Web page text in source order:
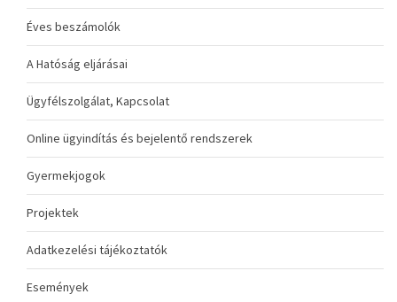
Éves beszámolók
A Hatóság eljárásai
Ügyfélszolgálat, Kapcsolat
Online ügyindítás és bejelentő rendszerek
Gyermekjogok
Projektek
Adatkezelési tájékoztatók
Események